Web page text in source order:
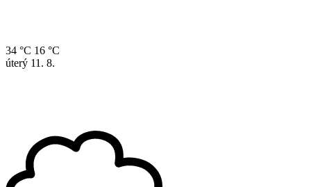
34 °C 16 °C
úterý 11. 8.